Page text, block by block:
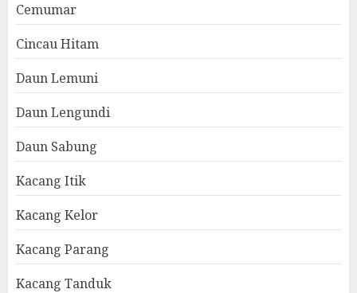
Cemumar
Cincau Hitam
Daun Lemuni
Daun Lengundi
Daun Sabung
Kacang Itik
Kacang Kelor
Kacang Parang
Kacang Tanduk